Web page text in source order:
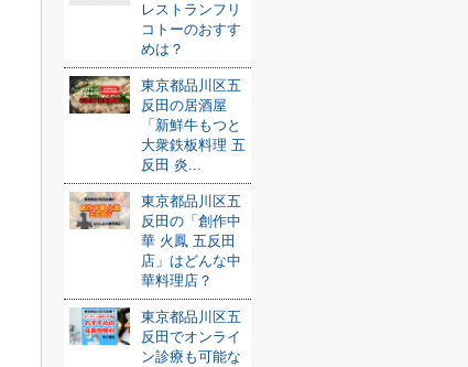
レストランフリ
コトーのおすす
めは？
東京都品川区五
反田の居酒屋
「新鮮牛もつと
大衆鉄板料理 五
反田 炎...
東京都品川区五
反田の「創作中
華 火鳳 五反田
店」はどんな中
華料理店？
東京都品川区五
反田でオンライ
ン診療も可能な